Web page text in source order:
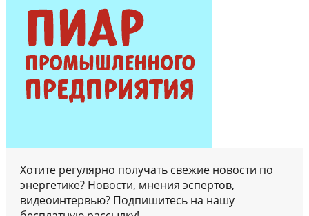
Хотите регулярно получать свежие новости по
энергетике? Новости, мнения эспертов,
видеоинтервью? Подпишитесь на нашу